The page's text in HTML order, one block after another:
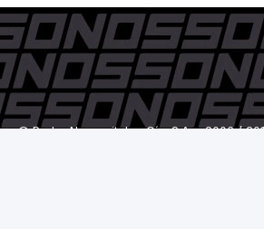
© Pedro Nossovitch y Cía. S.A. - 2006 /